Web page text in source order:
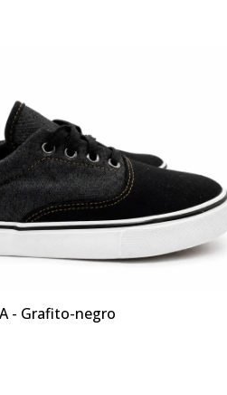
- Grafito-negro